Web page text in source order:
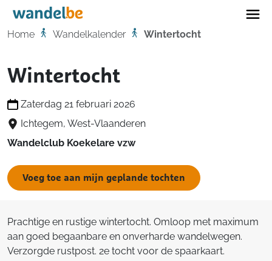
Home
Home Wandelkalender Wintertocht
Wintertocht
Zaterdag 21 februari 2026
Ichtegem, West-Vlaanderen
Wandelclub Koekelare vzw
Voeg toe aan mijn geplande tochten
Prachtige en rustige wintertocht. Omloop met maximum
aan goed begaanbare en onverharde wandelwegen.
Verzorgde rustpost. 2e tocht voor de spaarkaart.